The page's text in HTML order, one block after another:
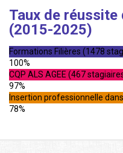
Taux de
(2015-2025)
Formations Filières (1478
100%
CQP ALS AGEE (467
97%
Insertion professionnelle
78%